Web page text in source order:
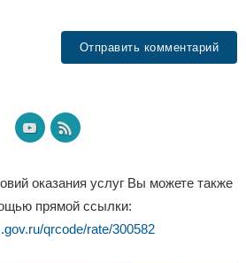
оказания услуг Вы можете также
прямой ссылки:
qrcode/rate/300582